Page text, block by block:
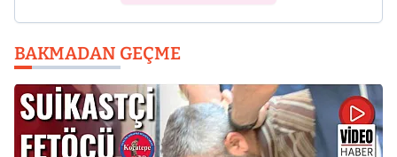
BAKMADAN GEÇME